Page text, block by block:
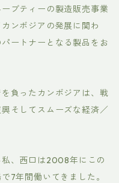
ブティーの製造販売事業
ンボジアの発展に関わ
ートナーとなる製品をお
負ったカンボジアは、戦
そしてスムーズな経済／
、西口は2008年にこの
7年間働いてきました。